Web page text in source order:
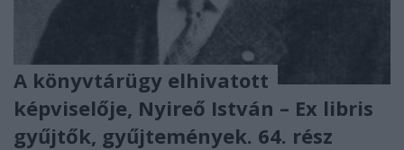
A könyvtárügy elhivatott
képviselője, Nyireő István – Ex libris
gyűjtők, gyűjtemények. 64. rész